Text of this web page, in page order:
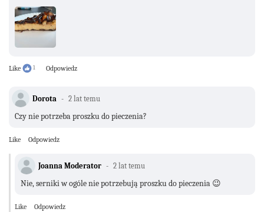
Like 1 Odpowiedz
Dorota 2 lat temu
Czy nie potrzeba proszku do pieczenia?
Like Odpowiedz
Joanna Moderator 2 lat temu
Nie, serniki w ogóle nie potrzebują proszku do pieczenia 😉
Like Odpowiedz